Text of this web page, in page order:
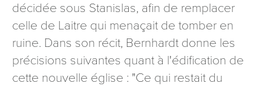
décidée sous Stanislas, afin de remplacer
celle de Laitre qui menaçait de tomber en
ruine. Dans son récit, Bernhardt donne les
précisions suivantes quant à l'édification de
cette nouvelle église : "Ce qui restait du